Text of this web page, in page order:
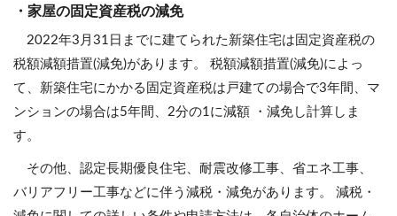
・家屋の固定資産税の減免
2022年3月31日までに建てられた新築住宅は固定資産税の
税額減額措置(減免)があります。 税額減額措置(減免)によっ
て、新築住宅にかかる固定資産税は戸建ての場合で3年間、マ
ンションの場合は5年間、2分の1に減額 ・減免し計算しま
す。
その他、認定長期優良住宅、耐震改修工事、省エネ工事、
バリアフリー工事などに伴う減税・減免があります。 減税・